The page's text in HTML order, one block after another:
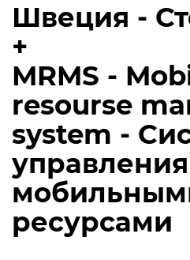
Швеция -
+
MRMS -
resourse
system -
управления
ресурсами